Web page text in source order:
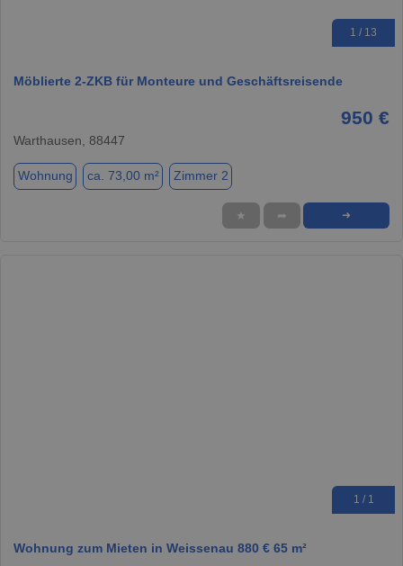
1 / 13
Möblierte 2-ZKB für Monteure und Geschäftsreisende
950 €
Warthausen, 88447
Wohnung ca. 73,00 m² Zimmer 2
★ ➦ ➜
1 / 1
Wohnung zum Mieten in Weissenau 880 € 65 m²